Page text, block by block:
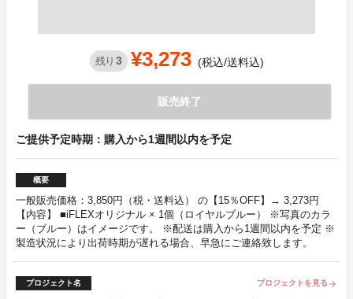
残り 3 ¥3,273 (税込/送料込)
販売終了
ご提供予定時期：購入から1週間以内を予定
概要
一般販売価格：3,850円（税・送料込） の【15％OFF】→ 3,273円
【内容】 ■iFLEXオリジナル × 1個（ロイヤルブルー） ※写真のカラ
ー（ブルー）はイメージです。 ※配送は購入から1週間以内を予定 ※
製造状況により出荷時期が遅れる場合、早急にご連絡致します。
プロジェクト名 プロジェクトを見る arrow_forward